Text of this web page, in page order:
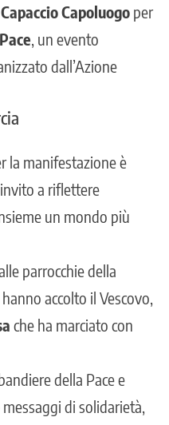
Capaccio Capoluogo per
, un evento
dall’Azione
la manifestazione è
invito a riflettere
un mondo più
parrocchie della
accolto il Vescovo,
che ha marciato con
della Pace e
di solidarietà,